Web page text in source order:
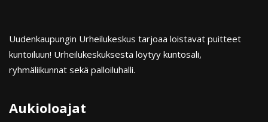
Uudenkaupungin Urheilukeskus tarjoaa loistavat puitteet
kuntoiluun! Urheilukeskuksesta löytyy kuntosali,
ryhmäliikunnat sekä palloiluhalli.
Aukioloajat